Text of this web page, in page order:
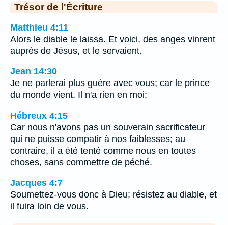
Trésor de l'Écriture
Matthieu 4:11
Alors le diable le laissa. Et voici, des anges vinrent
auprès de Jésus, et le servaient.
Jean 14:30
Je ne parlerai plus guère avec vous; car le prince
du monde vient. Il n'a rien en moi;
Hébreux 4:15
Car nous n'avons pas un souverain sacrificateur
qui ne puisse compatir à nos faiblesses; au
contraire, il a été tenté comme nous en toutes
choses, sans commettre de péché.
Jacques 4:7
Soumettez-vous donc à Dieu; résistez au diable, et
il fuira loin de vous.